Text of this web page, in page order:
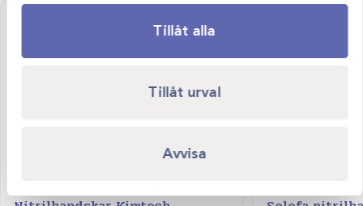
Tillåt alla
Tillåt urval
Avvisa